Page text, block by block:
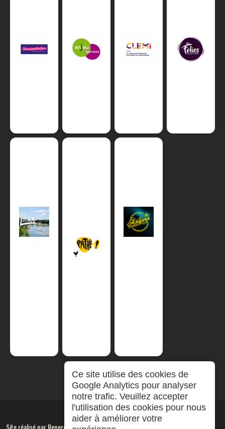
Site réalisé parRepereCom
Ce site utilise des cookies de
Google Analytics pour analyser
notre trafic. Veuillez accepter
l'utilisation des cookies pour nous
aider à améliorer votre